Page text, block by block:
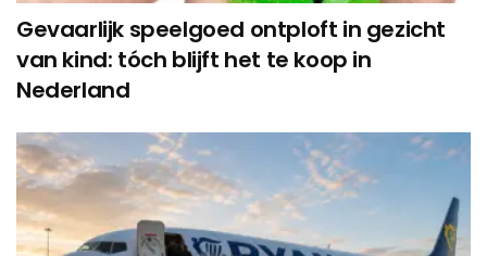
Gevaarlijk speelgoed ontploft in gezicht
van kind: tóch blijft het te koop in
Nederland